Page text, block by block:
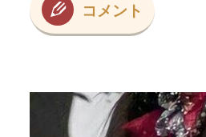
コメント